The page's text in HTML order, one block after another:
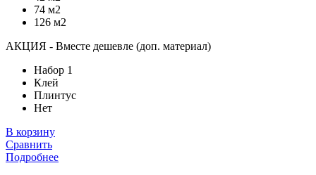
74 м2
126 м2
АКЦИЯ - Вместе дешевле (доп. материал)
Набор 1
Клей
Плинтус
Нет
В корзину
Сравнить
Подробнее